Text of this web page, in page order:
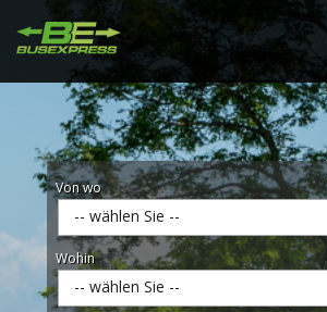
Von wo
-- wählen Sie --
Wohin
-- wählen Sie --